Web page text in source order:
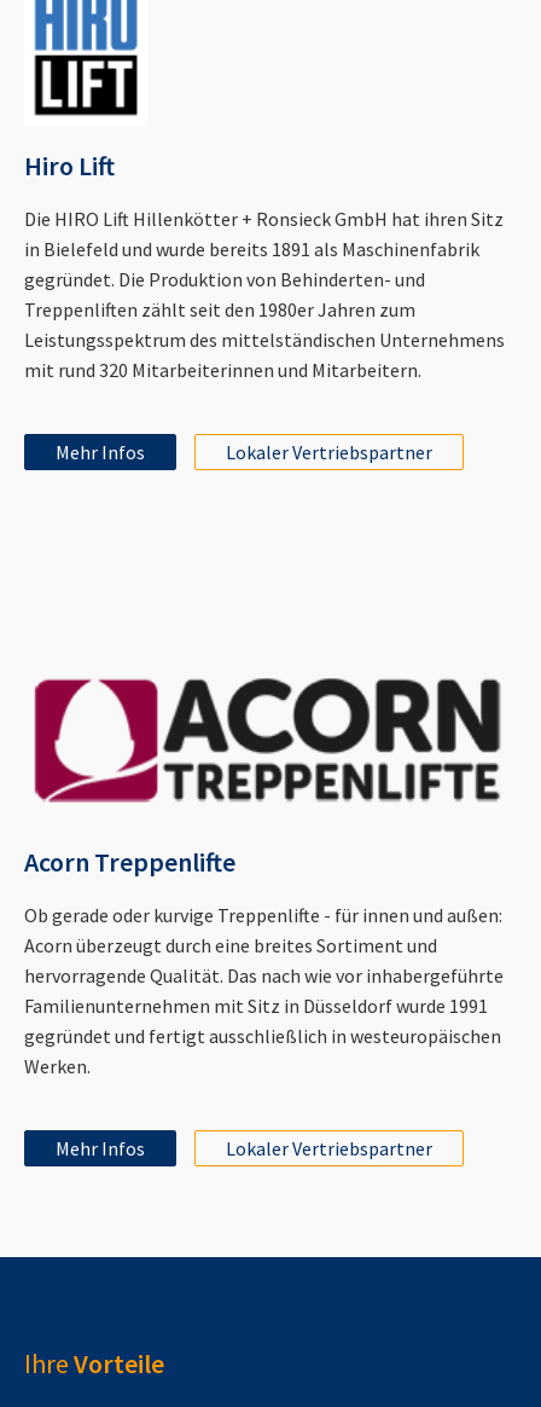
Hiro Lift
Die HIRO Lift Hillenkötter + Ronsieck GmbH hat ihren Sitz
in Bielefeld und wurde bereits 1891 als Maschinenfabrik
gegründet. Die Produktion von Behinderten- und
Treppenliften zählt seit den 1980er Jahren zum
Leistungsspektrum des mittelständischen Unternehmens
mit rund 320 Mitarbeiterinnen und Mitarbeitern.
Mehr Infos Lokaler Vertriebspartner
Acorn Treppenlifte
Ob gerade oder kurvige Treppenlifte - für innen und außen:
Acorn überzeugt durch eine breites Sortiment und
hervorragende Qualität. Das nach wie vor inhabergeführte
Familienunternehmen mit Sitz in Düsseldorf wurde 1991
gegründet und fertigt ausschließlich in westeuropäischen
Werken.
Mehr Infos Lokaler Vertriebspartner
IhreVorteile